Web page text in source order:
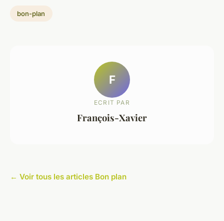
bon-plan
F
ECRIT PAR
François-Xavier
← Voir tous les articles Bon plan